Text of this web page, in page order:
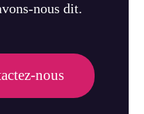
nous dit.
nous